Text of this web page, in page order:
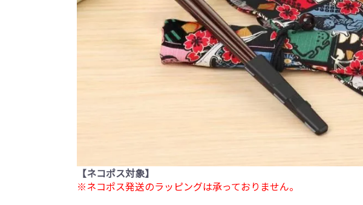
【ネコポス対象】
※ネコポス発送のラッピングは承っておりません。